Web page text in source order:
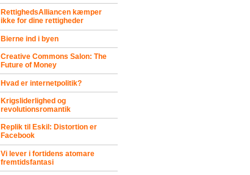
RettighedsAlliancen kæmper
ikke for dine rettigheder
Bierne ind i byen
Creative Commons Salon: The
Future of Money
Hvad er internetpolitik?
Krigsliderlighed og
revolutionsromantik
Replik til Eskil: Distortion er
Facebook
Vi lever i fortidens atomare
fremtidsfantasi